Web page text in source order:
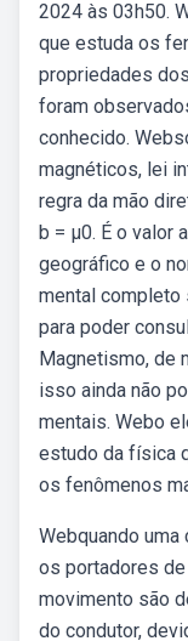
2024 às 03h50.
que estuda os
propriedades
foram
conhecido.
magnéticos, lei
regra da mão
b = µ0. É o valor
geográfico e o
mental completo
para poder
Magnetismo, de
isso ainda não
mentais. Webo
estudo da física
os fenômenos
Webquando
os portadores
movimento são
do condutor,